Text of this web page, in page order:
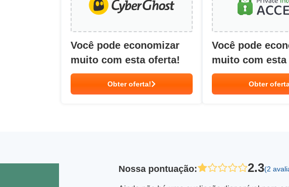
Você pode economizar
muito com esta oferta!
Obter oferta!
Você pode
muito com esta
Obter
Nossa pontuação: 2.3(2